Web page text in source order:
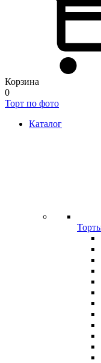
Корзина
0
Торт по фото
Каталог